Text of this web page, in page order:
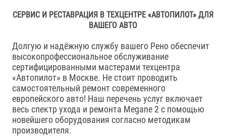
СЕРВИС И РЕСТАВРАЦИЯ В ТЕХЦЕНТРЕ «АВТОПИЛОТ» ДЛЯ
ВАШЕГО АВТО
Долгую и надёжную службу вашего Рено обеспечит
высокопрофессиональное обслуживание
сертифицированными мастерами техцентра
«Автопилот» в Москве. Не стоит проводить
самостоятельный ремонт современного
европейского авто! Наш перечень услуг включает
весь спектр ухода и ремонта Megane 2 с помощью
новейшего оборудования согласно методикам
производителя.